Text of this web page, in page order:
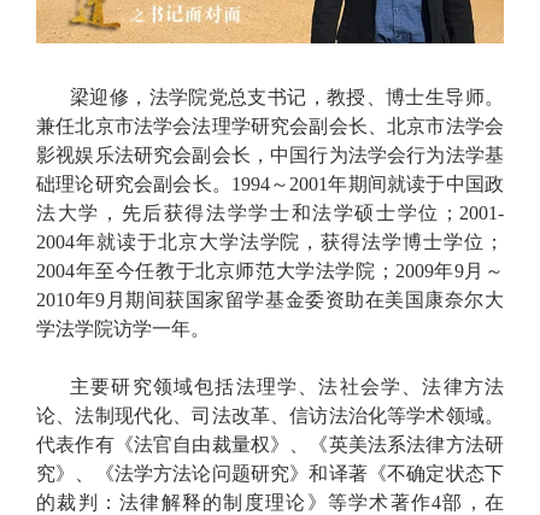
梁迎修，法学院党总支书记，教授、博士生导师。
兼任北京市法学会法理学研究会副会长、北京市法学会
影视娱乐法研究会副会长，中国行为法学会行为法学基
础理论研究会副会长。1994～2001年期间就读于中国政
法大学，先后获得法学学士和法学硕士学位；2001-
2004年就读于北京大学法学院，获得法学博士学位；
2004年至今任教于北京师范大学法学院；2009年9月～
2010年9月期间获国家留学基金委资助在美国康奈尔大
学法学院访学一年。
主要研究领域包括法理学、法社会学、法律方法
论、法制现代化、司法改革、信访法治化等学术领域。
代表作有《法官自由裁量权》、《英美法系法律方法研
究》、《法学方法论问题研究》和译著《不确定状态下
的裁判：法律解释的制度理论》等学术著作4部，在